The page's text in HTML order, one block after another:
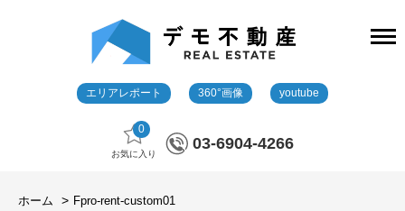
エリアレポート 360°画像 youtube
0
お気に入り
03-6904-4266
ホーム Fpro-rent-custom01